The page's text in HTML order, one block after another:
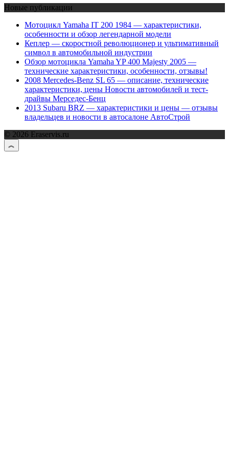
Новые публикации
Мотоцикл Yamaha IT 200 1984 — характеристики,
особенности и обзор легендарной модели
Кеплер — скоростной революционер и ультимативный
символ в автомобильной индустрии
Обзор мотоцикла Yamaha YP 400 Majesty 2005 —
технические характеристики, особенности, отзывы!
2008 Mercedes-Benz SL 65 — описание, технические
характеристики, цены Новости автомобилей и тест-
драйвы Мерседес-Бенц
2013 Subaru BRZ — характеристики и цены — отзывы
владельцев и новости в автосалоне АвтоСтрой
© 2026 Eraservis.ru